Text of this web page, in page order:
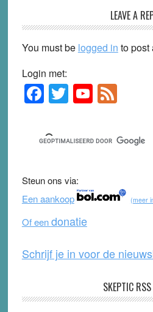
Interactions
LEAVE A
You must be logged in to post
Login met:
Primary
Sidebar
F
a
c
e
b
o
o
k
T
wi
tt
er
Y
o
u
T
b
e
F
e
d
Steun ons via:
Een aankoop
(meer
Of eendonatie
Schrijf je in voor de
SKEPTIC RSS